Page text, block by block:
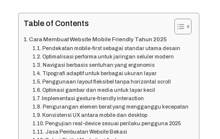
Table of Contents
Cara Membuat Website Mobile Friendly Tahun 2025
Pendekatan mobile-first sebagai standar utama desain
Optimalisasi performa untuk jaringan seluler modern
Navigasi berbasis sentuhan yang ergonomis
Tipografi adaptif untuk berbagai ukuran layar
Penggunaan layout fleksibel tanpa horizontal scroll
Optimasi gambar dan media untuk layar kecil
Implementasi gesture-friendly interaction
Pengurangan elemen berat yang mengganggu kecepatan
Konsistensi UX antara mobile dan desktop
Pengujian real-device sesuai perilaku pengguna 2025
Jasa Pembuatan Website Bekasi